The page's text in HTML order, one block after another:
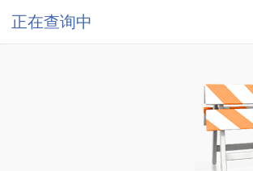
正在查询中